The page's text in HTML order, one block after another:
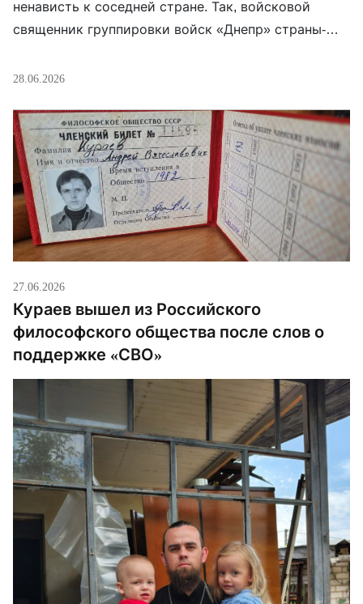
ненависть к соседней стране. Так, войсковой
священник группировки войск «Днепр» страны-
якобы Украина отступила от Христа. «На Украине,
отступила от Христа. Отступила от общей
(русской) истории, от Победы в Великой
Отечественной войне. Будущего наверное у такой
страны […]
28.06.2026
27.06.2026
Кураев вышел из Российского
философского общества после слов о
поддержке «СВО»